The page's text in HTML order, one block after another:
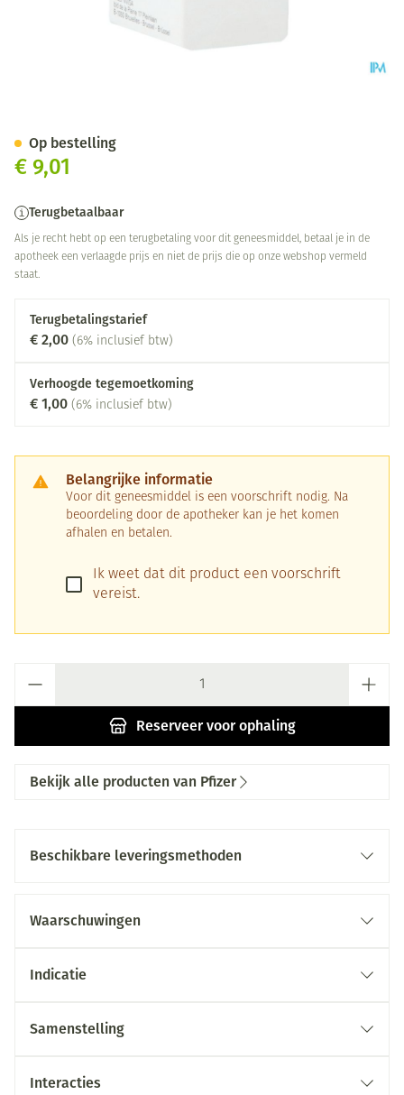
€ 9,01
Terugbetaalbaar
Als je recht hebt op een terugbetaling voor dit geneesmiddel, betaal je in de
apotheek een verlaagde prijs en niet de prijs die op onze webshop vermeld
staat.
Terugbetalingstarief
€ 2,00 (6% inclusief btw)
Verhoogde tegemoetkoming
€ 1,00 (6% inclusief btw)
Belangrijke informatie
Voor dit geneesmiddel is een voorschrift nodig. Na
beoordeling door de apotheker kan je het komen
afhalen en betalen.
Ik weet dat dit product een voorschrift
vereist.
Reserveervoor ophaling
Op bestelling
Bekijk alle producten van Pfizer
Beschikbare leveringsmethoden
Waarschuwingen
Indicatie
Samenstelling
Interacties